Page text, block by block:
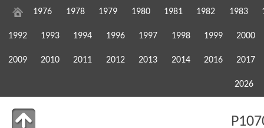
1976 1978 1979 1980 1981 1982 1983
1992 1993 1994 1996 1997 1998 1999 2000
2009 2010 2011 2012 2013 2014 2016 2017
2026